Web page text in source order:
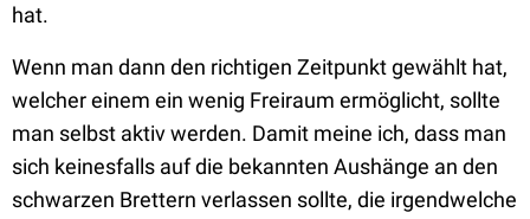
hat.
Wenn man dann den richtigen Zeitpunkt gewählt hat,
welcher einem ein wenig Freiraum ermöglicht, sollte
man selbst aktiv werden. Damit meine ich, dass man
sich keinesfalls auf die bekannten Aushänge an den
schwarzen Brettern verlassen sollte, die irgendwelche